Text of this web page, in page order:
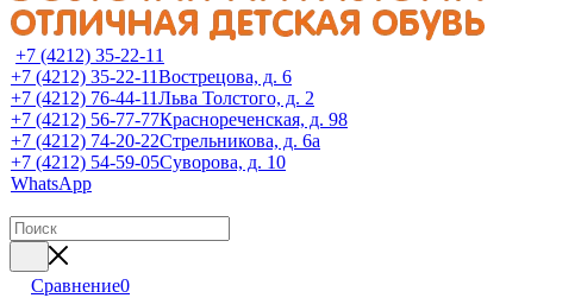
+7 (4212) 35-22-11
+7 (4212) 35-22-11Вострецова, д. 6
+7 (4212) 76-44-11Льва Толстого, д. 2
+7 (4212) 56-77-77Краснореченская, д. 98
+7 (4212) 74-20-22Стрельникова, д. 6а
+7 (4212) 54-59-05Суворова, д. 10
WhatsApp
Сравнение0